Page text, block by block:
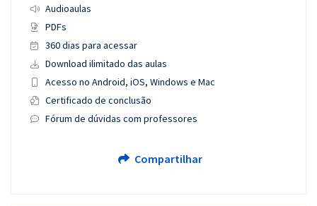
Audioaulas
PDFs
360 dias para acessar
Download ilimitado das aulas
Acesso no Android, iOS, Windows e Mac
Certificado de conclusão
Fórum de dúvidas com professores
Compartilhar